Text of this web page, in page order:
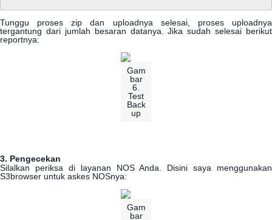
Tunggu proses zip dan uploadnya selesai, proses
uploadnya
tergantung dari jumlah besaran datanya Jika sudah selesai berikut
reportnya:
Gam
bar
6
Test
Back
up
3. Pengecekan
Silalkan
periksa di layanan NOS Anda Disini saya
menggunakan
S3browser untuk askes NOSnya:
Gam
bar